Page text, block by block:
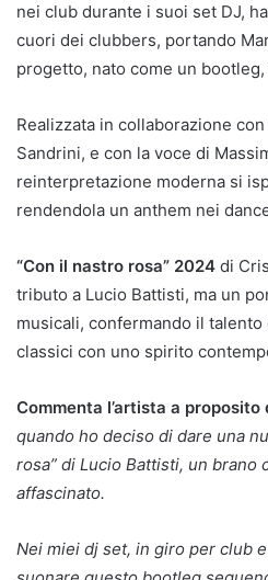
nei club durante i suoi set DJ,
cuori dei clubbers, portando
progetto, nato come un
Realizzata in collaborazione
Sandrini, e con la voce di
reinterpretazione moderna si
rendendola un anthem nei
“Con il nastro rosa” 2024 di
tributo a Lucio Battisti, ma un
musicali, confermando il talento
classici con uno spirito
Commenta l’artista a proposito
quando ho deciso di dare una
rosa” di Lucio Battisti, un brano
affascinato.
Nei miei dj set, in giro per club